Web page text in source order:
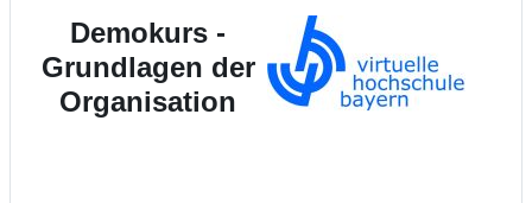
Demokurs -
Grundlagen der
Organisation